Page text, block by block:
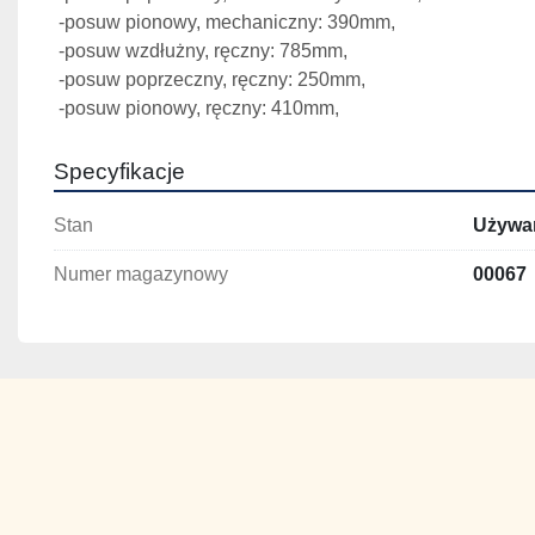
-posuw pionowy, mechaniczny: 390mm,
-posuw wzdłużny, ręczny: 785mm,
-posuw poprzeczny, ręczny: 250mm,
-posuw pionowy, ręczny: 410mm,
Specyfikacje
Stan
Numer magazynowy 00067